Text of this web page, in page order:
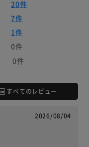
20件
7件
1件
0件
0件
すべてのレビュー
2026/08/04